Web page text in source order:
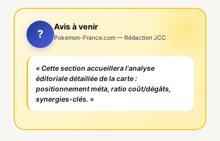
?
Avis à venir
Pokemon-France.com — Rédaction JCC
« Cette section accueillera l'analyse
éditoriale détaillée de la carte :
positionnement méta, ratio coût/dégâts,
synergies-clés. »